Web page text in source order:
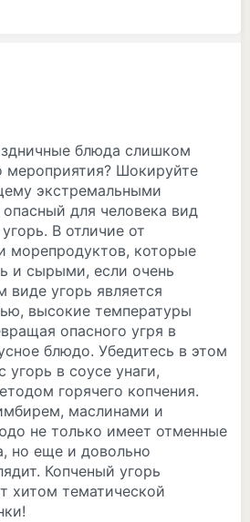
блюда слишком
мероприятия? Шокируйте
экстремальными
для человека вид
В отличие от
морепродуктов, которые
и сырыми, если очень
виде угорь является
высокие температуры
опасного угря в
блюдо. Убедитесь в этом
угорь в соусе унаги,
горячего копчения.
маслинами и
не только имеет отменные
но еще и довольно
Копченый угорь
хитом тематической